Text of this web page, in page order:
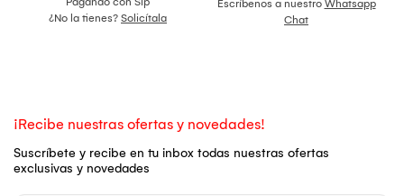
¿No la tienes? Solicítala
Escríbenos a nuestro Whatsapp
Chat
¡Recibe nuestras ofertas y novedades!
Suscríbete y recibe en tu inbox todas nuestras ofertas
exclusivas y novedades